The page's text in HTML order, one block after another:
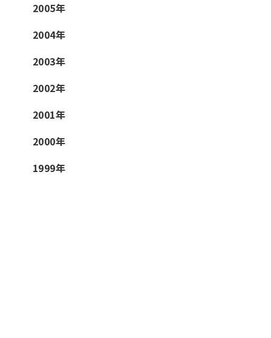
2005年
2004年
2003年
2002年
2001年
2000年
1999年